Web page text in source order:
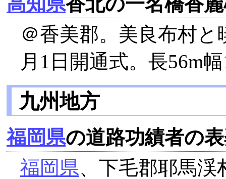
＠香美郡。美良布村
月1日開通式。長56m
九州地方
福岡県の道路功績者の
福岡県、下毛郡耶馬渓